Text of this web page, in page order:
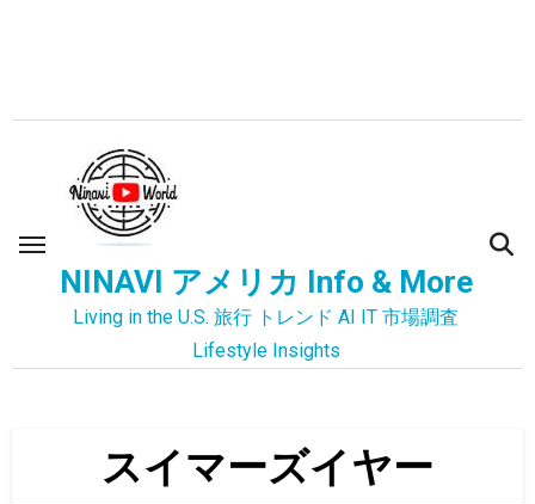
ス
NINAVI アメリカ Info & More
Living in the U.S. 旅行 トレンド AI IT 市場調査
Lifestyle Insights
スイマーズイヤー